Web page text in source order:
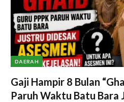
DAERAH
Gaji Hampir 8 Bulan
Paruh Waktu Batu Bara